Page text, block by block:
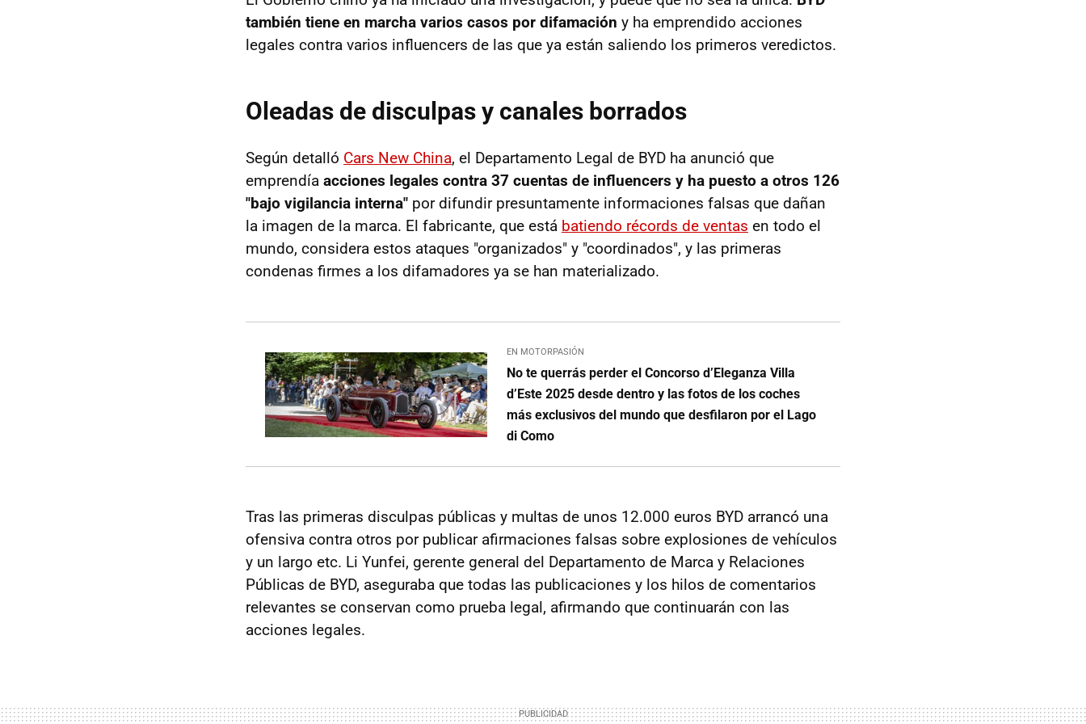
también tiene en marcha varios casos por difamación y ha emprendido acciones
legales contra varios influencers de las que ya están saliendo los primeros veredictos.
Oleadas de disculpas y canales borrados
Según detalló Cars New China, el Departamento Legal de BYD ha anunció que
emprendía acciones legales contra 37 cuentas de influencers y ha puesto a otros 126
"bajo vigilancia interna" por difundir presuntamente informaciones falsas que dañan
la imagen de la marca. El fabricante, que está batiendo récords de ventas en todo el
mundo, considera estos ataques "organizados" y "coordinados", y las primeras
condenas firmes a los difamadores ya se han materializado.
EN MOTORPASIÓN
No te querrás perder el Concorso d’Eleganza Villa
d’Este 2025 desde dentro y las fotos de los coches
más exclusivos del mundo que desfilaron por el Lago
di Como
Tras las primeras disculpas públicas y multas de unos 12.000 euros BYD arrancó una
ofensiva contra otros por publicar afirmaciones falsas sobre explosiones de vehículos
y un largo etc. Li Yunfei, gerente general del Departamento de Marca y Relaciones
Públicas de BYD, aseguraba que todas las publicaciones y los hilos de comentarios
relevantes se conservan como prueba legal, afirmando que continuarán con las
acciones legales.